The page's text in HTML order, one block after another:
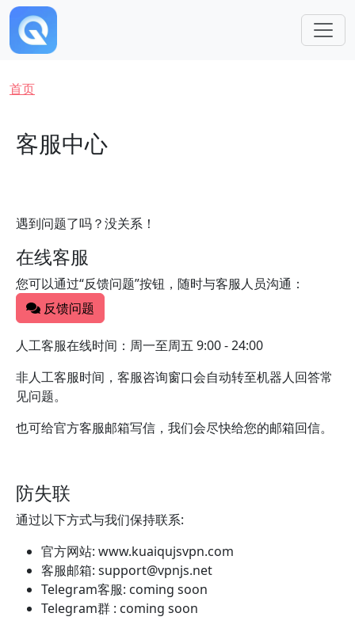
跳转到主要内容
面包屑
首页
客服中心
遇到问题了吗？没关系！
在线客服
您可以通过“反馈问题”按钮，随时与客服人员沟通：
反馈问题
人工客服在线时间：周一至周五 9:00 - 24:00
非人工客服时间，客服咨询窗口会自动转至机器人回答常
见问题。
也可给官方客服邮箱写信，我们会尽快给您的邮箱回信。
防失联
通过以下方式与我们保持联系:
官方网站: www.kuaiqujsvpn.com
客服邮箱: support@vpnjs.net
Telegram客服: coming soon
Telegram群 : coming soon